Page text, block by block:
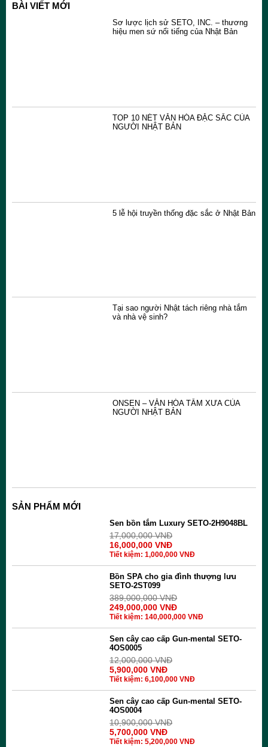
BÀI VIẾT MỚI
Sơ lược lịch sử SETO, INC. – thương
hiệu men sứ nổi tiếng của Nhật Bản
TOP 10 NÉT VĂN HÓA ĐẶC SẮC CỦA
NGƯỜI NHẬT BẢN
5 lễ hội truyền thống đặc sắc ở Nhật Bản
Tại sao người Nhật tách riêng nhà tắm
và nhà vệ sinh?
ONSEN – VĂN HÓA TẮM XƯA CỦA
NGƯỜI NHẬT BẢN
SẢN PHẨM MỚI
Sen bồn tắm Luxury SETO-2H9048BL
17,000,000VNĐ
16,000,000VNĐ
Tiết kiệm:1,000,000VNĐ
Bồn SPA cho gia đình thượng lưu
SETO-2ST099
389,000,000VNĐ
249,000,000VNĐ
Tiết kiệm:140,000,000VNĐ
Sen cây cao cấp Gun-mental SETO-
4OS0005
12,000,000VNĐ
5,900,000VNĐ
Tiết kiệm:6,100,000VNĐ
Sen cây cao cấp Gun-mental SETO-
4OS0004
10,900,000VNĐ
5,700,000VNĐ
Tiết kiệm:5,200,000VNĐ